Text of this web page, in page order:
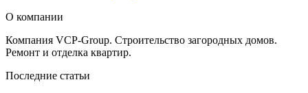
О компании
Компания VCP-Group. Строительство загородных домов.
Ремонт и отделка квартир.
Последние статьи